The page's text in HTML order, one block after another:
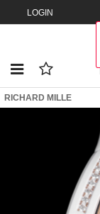
LOGIN
RICHARD MILLE